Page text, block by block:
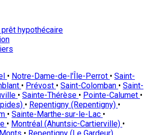
hypothécaire
• Notre-Dame-de-l'Île-Perrot • Saint-
• Prévost • Saint-Colomban • Saint-
• Sainte-Thérèse • Pointe-Calumet •
• Repentigny (Repentigny) •
• Sainte-Marthe-sur-le-Lac •
• Montréal (Ahuntsic-Cartierville) •